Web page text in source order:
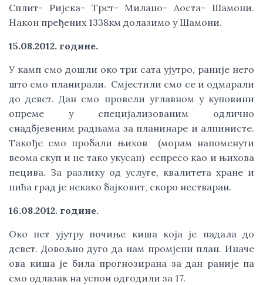
Сплит- Ријека- Трст- Милано- Аоста- Шамони.
Након пређених 1338км долазимо у Шамони.
15.08.2012. године.
У камп смо дошли око три сата ујутро, раније него
што смо планирали. Смјестили смо се и одмарали
до девет. Дан смо провели углавном у куповини
опреме у специјализованим одлично
снадбјевеним радњама за планинаре и алпинисте.
Такође смо пробали њихов (морам напоменути
веома скуп и не тако укусан) еспресо као и њихова
пецива. За разлику од услуге, квалитета хране и
пића град је некако бајковит, скоро нестваран.
16.08.2012. године.
Око пет ујутру почиње киша која је падала до
девет. Довољно дуго да нам промјени план. Иначе
ова киша је била прогнозирана за дан раније па
смо одлазак на успон одгодили за 17.